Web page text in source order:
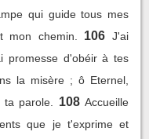
qui guide tous mes
mon chemin.
106 J'ai
promesse d'obéir à tes
la misère ; ô Eternel,
parole.
108 Accueille
que je t'exprime et